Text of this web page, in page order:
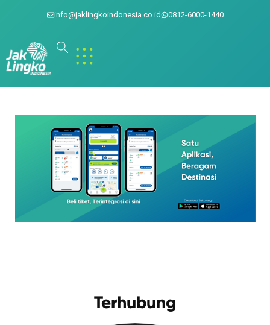
info@jaklingkoindonesia.co.id 0812-6000-1440
Terhubung